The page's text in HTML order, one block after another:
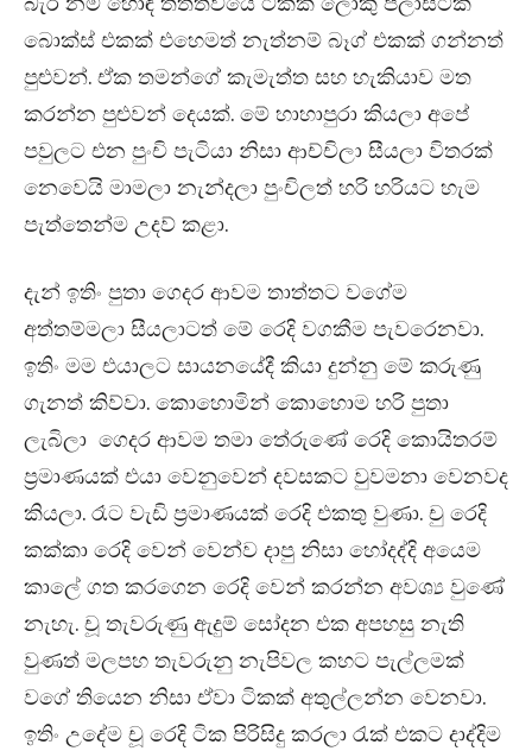
බොක්ස් එකක් එහෙමත් නැත්නම් බෑග් එකක් ගන්නත්
පුළුවන්. ඒක තමන්ගේ කැමැත්ත සහ හැකියාව මත
කරන්න පුළුවන් දෙයක්. මේ හාහාපුරා කියලා අපේ
පවුලට එන පුංචි පැටියා නිසා ආච්චිලා සීයලා විතරක්
නෙවෙයි මාමලා නැන්දලා පුංචිලත් හරි හරියට හැම
පැත්තෙන්ම උදව් කළා.
දැන් ඉතිං පුතා ගෙදර ආවම තාත්තට වගේම
අත්තම්මලා සීයලාටත් මේ රෙදි වගකීම පැවරෙනවා.
ඉතිං මම එයාලට සායනයේදී කියා දුන්නු මේ කරුණු
ගැනත් කිව්වා. කොහොමින් කොහොම හරි පුත‍ා
ලැබිලා ගෙදර ආවම තමා තේරුණේ රෙදි කොයිතරම්
ප්‍රමාණයක් එයා වෙනුවෙන් දවසකට වුවමනා වෙනවද
කියලා. රෑට වැඩි ප්‍රමාණයක් රෙදි එකතු වුණා. චු රෙදි
කක්කා රෙදි වෙන් වෙන්ව දාපු නිසා හෝදද්දි අයෙම
කාලේ ගත කරගෙන රෙදි වෙන් කරන්න අවශ්‍ය වුණේ
නැහැ. චූ තැවරුණු ඇදුම් සෝදන එක අපහසු නැති
වුණත් මලපහ තැවරුනු නැපිවල කහට පැල්ලමක්
වගේ තියෙන නිසා ඒවා ටිකක් අතුල්ලන්න වෙනවා.
ඉතිං උදේම චූ රෙදි ටික පිරිසිදු කරලා රැක් එකට දාද්දිම